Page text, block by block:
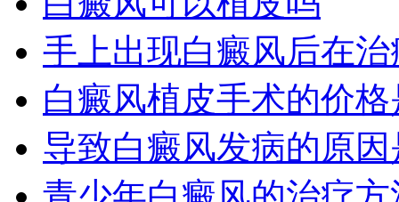
手上出现白癜风后在
白癜风植皮手术的价
导致白癜风发病的原